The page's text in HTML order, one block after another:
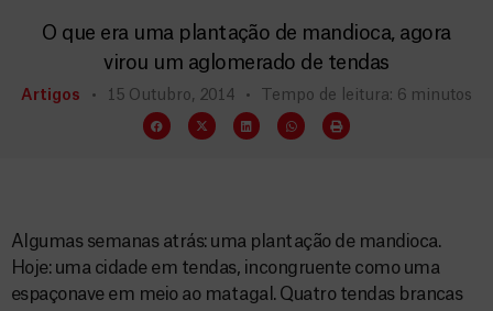
O que era uma plantação de mandioca, agora
virou um aglomerado de tendas
Artigos 15 Outubro, 2014 Tempo de leitura: 6 minutos
Algumas semanas atrás: uma plantação de mandioca.
Hoje: uma cidade em tendas, incongruente como uma
espaçonave em meio ao matagal. Quatro tendas brancas